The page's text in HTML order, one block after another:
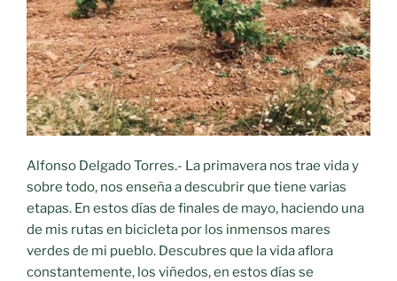
Moral
de
Calatrava»
Alfonso Delgado Torres.- La primavera nos trae vida y
sobre todo, nos enseña a descubrir que tiene varias
etapas. En estos días de finales de mayo, haciendo una
de mis rutas en bicicleta por los inmensos mares
verdes de mi pueblo. Descubres que la vida aflora
constantemente, los viñedos, en estos días se